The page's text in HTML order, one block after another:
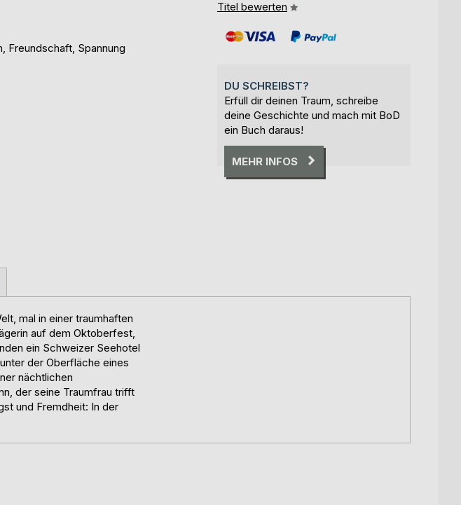
Freundschaft, Spannung
Titel bewerten
DU SCHREIBST?
Erfüll dir deinen Traum, schreibe
deine Geschichte und mach mit BoD
ein Buch daraus!
MEHR INFOS
mal in einer traumhaften
auf dem Oktoberfest,
ein Schweizer Seehotel
der Oberfläche eines
nächtlichen
der seine Traumfrau trifft
und Fremdheit: In der